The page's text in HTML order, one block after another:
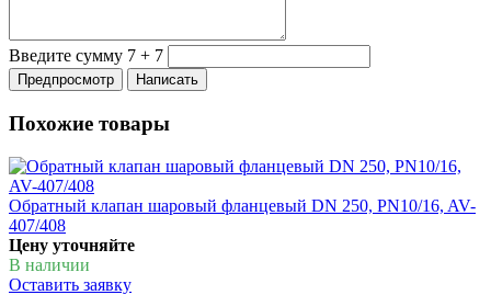
Введите сумму 7 + 7
Похожие товары
Обратный клапан шаровый фланцевый DN 250, PN10/16, AV-
407/408
Цену уточняйте
В наличии
Оставить заявку